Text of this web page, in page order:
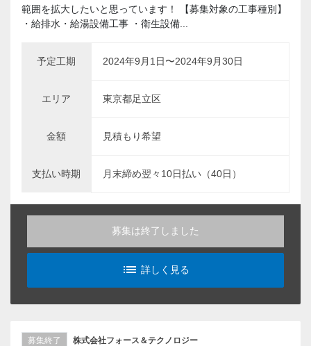
範囲を拡大したいと思っています！ 【募集対象の工事種別】
・給排水・給湯設備工事 ・衛生設備...
予定工期 2024年9月1日〜2024年9月30日
エリア 東京都足立区
金額 見積もり希望
支払い時期 月末締め翌々10日払い（40日）
募集は終了しました
list_alt
詳しく見る
募集終了 株式会社フォース＆テクノロジー